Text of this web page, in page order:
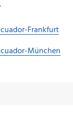
Frankfurt
München